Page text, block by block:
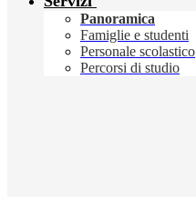
Panoramica
Famiglie e studenti
Personale scolastico
Percorsi di studio